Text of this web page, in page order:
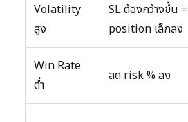
Volatility
สูง
SL ต้องกว้างขึ้น =
position เล็กลง
Win Rate
ต่ำ
ลด risk % ลง